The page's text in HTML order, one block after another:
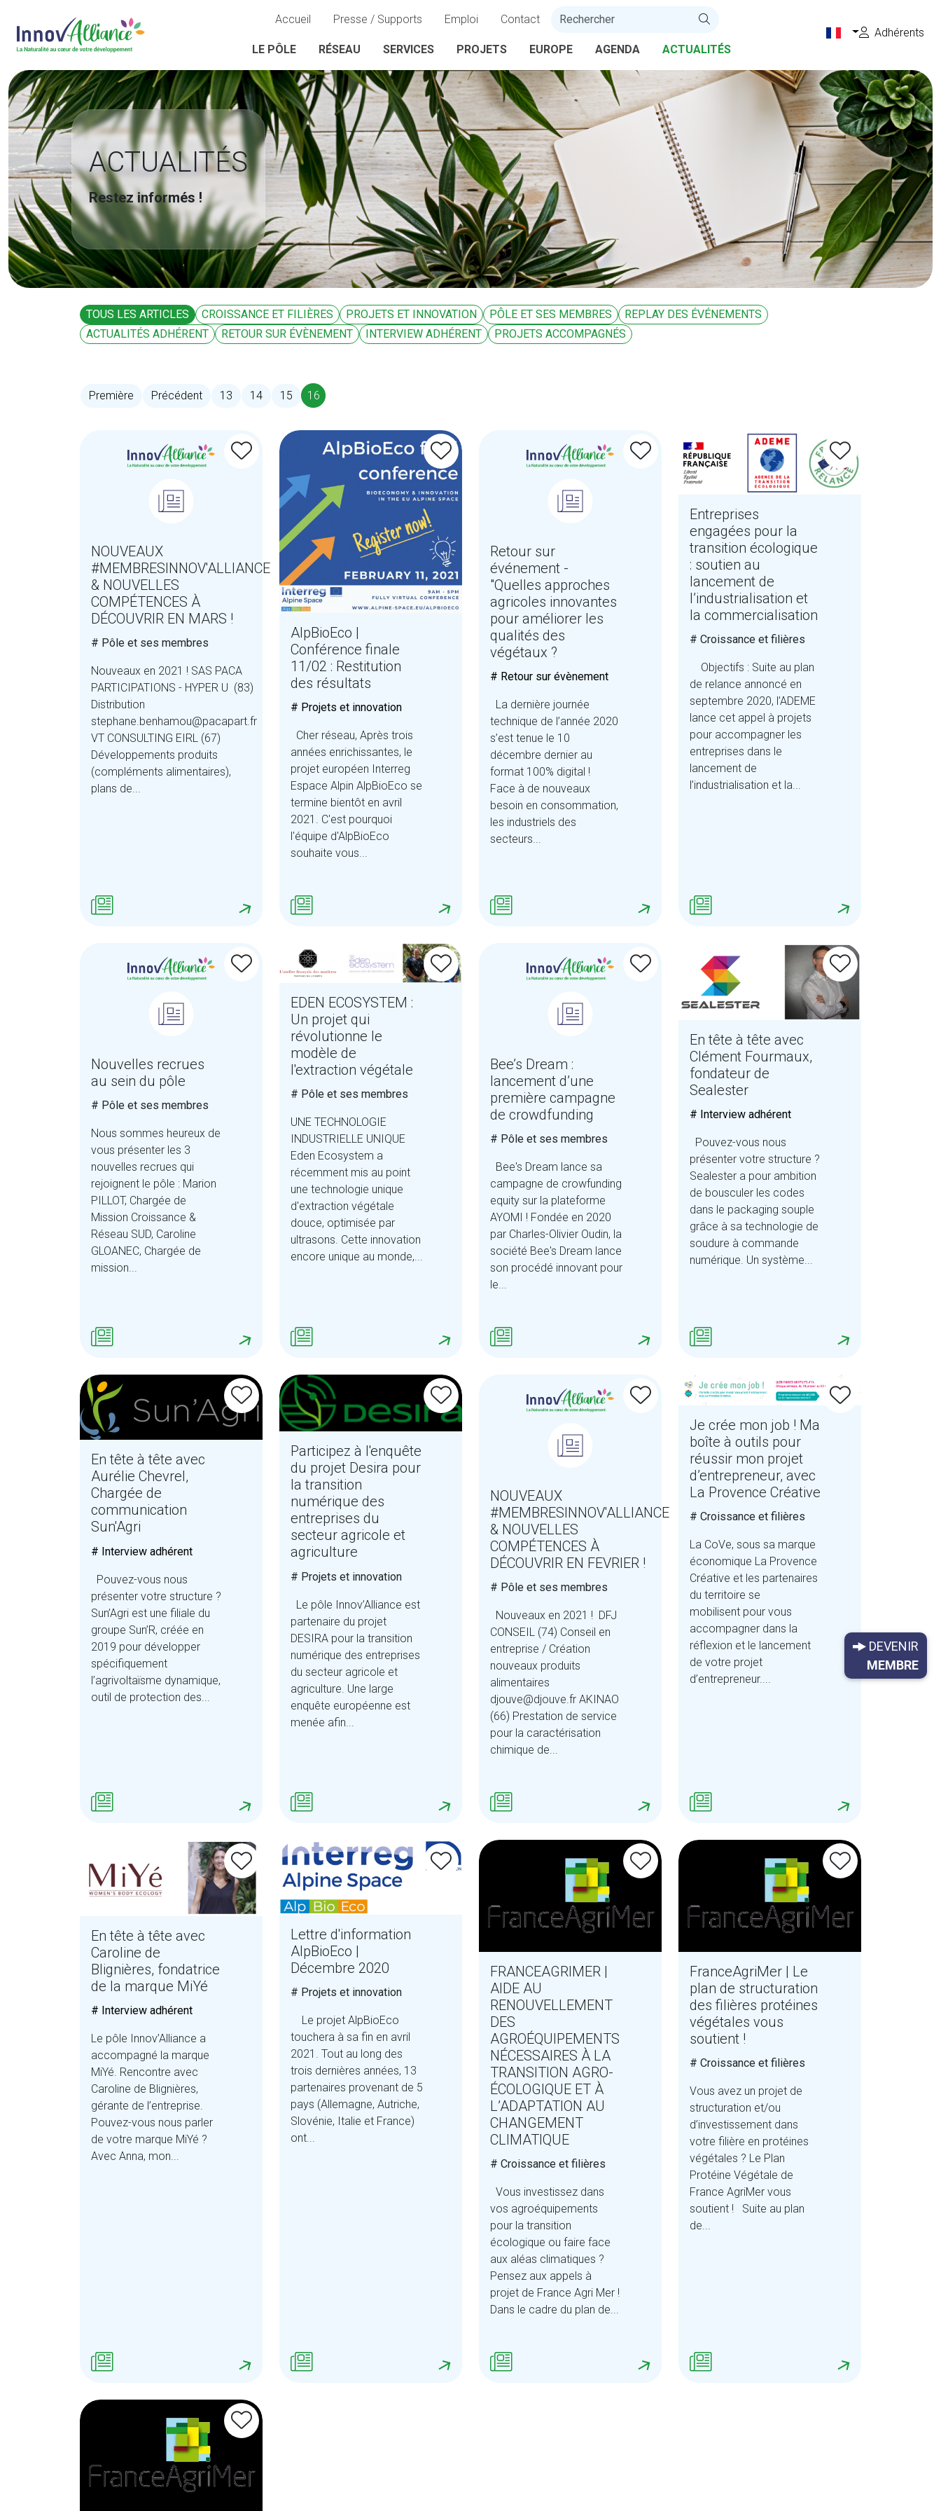
Accueil Presse / Supports Emploi Contact
LE PÔLE RÉSEAU SERVICES PROJETS EUROPE AGENDA ACTUALITÉS
Adhérents
ACTUALITÉS
Restez informés !
TOUS LES ARTICLES CROISSANCE ET FILIÈRES PROJETS ET INNOVATION PÔLE ET SES MEMBRES
REPLAY DES ÉVÉNEMENTS
ACTUALITÉS ADHÉRENT
RETOUR SUR ÉVÈNEMENT INTERVIEW ADHÉRENT PROJETS ACCOMPAGNÉS
Première Précédent 13 14 15 16
(current)
NOUVEAUX
#MEMBRESINNOV'ALLIANCE
& NOUVELLES
COMPÉTENCES À
DÉCOUVRIR EN MARS !
# Pôle et ses membres
Nouveaux en 2021 ! SAS PACA
PARTICIPATIONS - HYPER U (83)
Distribution
stephane.benhamou@pacapart.fr
VT CONSULTING EIRL (67)
Développements produits
(compléments alimentaires),
plans de...
AlpBioEco |
Conférence finale
11/02 : Restitution
des résultats
# Projets et innovation
Cher réseau, Après trois
années enrichissantes, le
projet européen Interreg
Espace Alpin AlpBioEco se
termine bientôt en avril
2021. C'est pourquoi
l'équipe d'AlpBioEco
souhaite vous...
Retour sur
événement -
"Quelles approches
agricoles innovantes
pour améliorer les
qualités des
végétaux ?
# Retour sur évènement
La dernière journée
technique de l’année 2020
s’est tenue le 10
décembre dernier au
format 100% digital !
Face à de nouveaux
besoin en consommation,
les industriels des
secteurs...
Entreprises
engagées pour la
transition écologique
: soutien au
lancement de
l’industrialisation et
la commercialisation
# Croissance et filières
Objectifs : Suite au plan
de relance annoncé en
septembre 2020, l’ADEME
lance cet appel à projets
pour accompagner les
entreprises dans le
lancement de
l’industrialisation et la...
Nouvelles recrues
au sein du pôle
# Pôle et ses membres
Nous sommes heureux de
vous présenter les 3
nouvelles recrues qui
rejoignent le pôle : Marion
PILLOT, Chargée de
Mission Croissance &
Réseau SUD, Caroline
GLOANEC, Chargée de
mission...
EDEN ECOSYSTEM :
Un projet qui
révolutionne le
modèle de
l'extraction végétale
# Pôle et ses membres
UNE TECHNOLOGIE
INDUSTRIELLE UNIQUE
Eden Ecosystem a
récemment mis au point
une technologie unique
d'extraction végétale
douce, optimisée par
ultrasons. Cette innovation
encore unique au monde,...
Bee’s Dream :
lancement d’une
première campagne
de crowdfunding
# Pôle et ses membres
Bee's Dream lance sa
campagne de crowfunding
equity sur la plateforme
AYOMI ! Fondée en 2020
par Charles-Olivier Oudin, la
société Bee's Dream lance
son procédé innovant pour
le...
En tête à tête avec
Clément Fourmaux,
fondateur de
Sealester
# Interview adhérent
Pouvez-vous nous
présenter votre structure ?
Sealester a pour ambition
de bousculer les codes
dans le packaging souple
grâce à sa technologie de
soudure à commande
numérique. Un système...
En tête à tête avec
Aurélie Chevrel,
Chargée de
communication
Sun'Agri
# Interview adhérent
Pouvez-vous nous
présenter votre structure ?
Sun’Agri est une filiale du
groupe Sun’R, créée en
2019 pour développer
spécifiquement
l’agrivoltaïsme dynamique,
outil de protection des...
Participez à l'enquête
du projet Desira pour
la transition
numérique des
entreprises du
secteur agricole et
agriculture
# Projets et innovation
Le pôle Innov’Alliance est
partenaire du projet
DESIRA pour la transition
numérique des entreprises
du secteur agricole et
agriculture. Une large
enquête européenne est
menée afin...
NOUVEAUX
#MEMBRESINNOV'ALLIANCE
& NOUVELLES
COMPÉTENCES À
DÉCOUVRIR EN FEVRIER !
# Pôle et ses membres
Nouveaux en 2021 ! DFJ
CONSEIL (74) Conseil en
entreprise / Création
nouveaux produits
alimentaires
djouve@djouve.fr AKINAO
(66) Prestation de service
pour la caractérisation
chimique de...
Je crée mon job ! Ma
boîte à outils pour
réussir mon projet
d’entrepreneur, avec
La Provence Créative
# Croissance et filières
La CoVe, sous sa marque
économique La Provence
Créative et les partenaires
du territoire se
mobilisent pour vous
accompagner dans la
réflexion et le lancement
de votre projet
d’entrepreneur....
En tête à tête avec
Caroline de
Blignières, fondatrice
de la marque MiYé
# Interview adhérent
Le pôle Innov’Alliance a
accompagné la marque
MiYé. Rencontre avec
Caroline de Blignières,
gérante de l’entreprise.
Pouvez-vous nous parler
de votre marque MiYé ?
Avec Anna, mon...
Lettre d'information
AlpBioEco |
Décembre 2020
# Projets et innovation
Le projet AlpBioEco
touchera à sa fin en avril
2021. Tout au long des
trois dernières années, 13
partenaires provenant de 5
pays (Allemagne, Autriche,
Slovénie, Italie et France)
ont...
FRANCEAGRIMER |
AIDE AU
RENOUVELLEMENT
DES
AGROÉQUIPEMENTS
NÉCESSAIRES À LA
TRANSITION AGRO-
ÉCOLOGIQUE ET À
L’ADAPTATION AU
CHANGEMENT
CLIMATIQUE
# Croissance et filières
Vous investissez dans
vos agroéquipements
pour la transition
écologique ou faire face
aux aléas climatiques ?
Pensez aux appels à
projet de France Agri Mer !
Dans le cadre du plan de...
FranceAgriMer | Le
plan de structuration
des filières protéines
végétales vous
soutient !
# Croissance et filières
Vous avez un projet de
structuration et/ou
d’investissement dans
votre filière en protéines
végétales ? Le Plan
Protéine Végétale de
France AgriMer vous
soutient ! Suite au plan
de...
DEVENIR
MEMBRE